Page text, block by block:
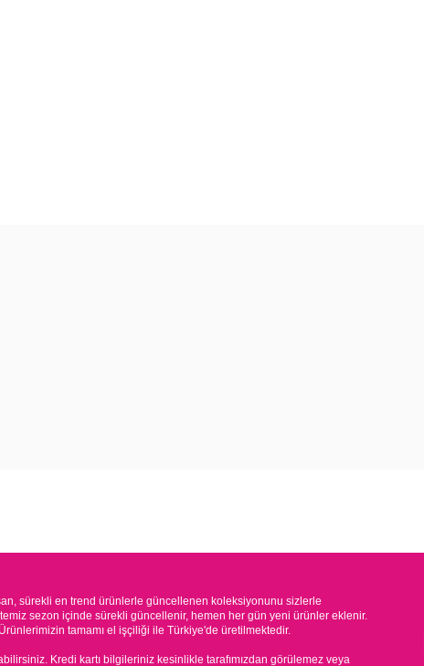
sürekli en trend ürünlerle güncellenen koleksiyonunu sizlerle
sezon içinde sürekli güncellenir, hemen her gün yeni ürünler eklenir.
tamamı el işçiliği ile Türkiye'de üretilmektedir.
Kredi kartı bilgileriniz kesinlikle tarafımızdan görülemez veya